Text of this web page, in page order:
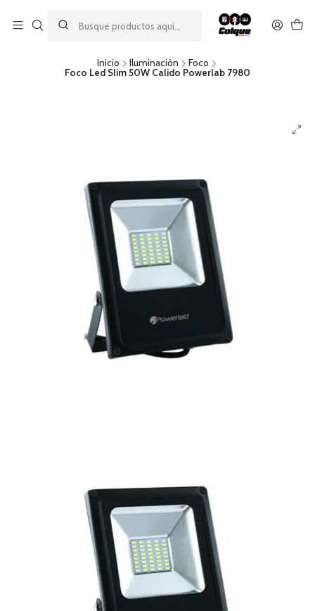
descuento por pago con transferencia bancaria
por una compra mínima de $49.990. Este descuento no es
acumulable a otras promociones ni aplicable a gastos de envío.
Inicio Iluminación
Foco
Foco Led Slim 50W Calido Powerlab 7980